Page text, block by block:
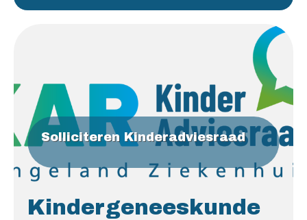
Solliciteren Kinderadviesraad
Kindergeneeskunde